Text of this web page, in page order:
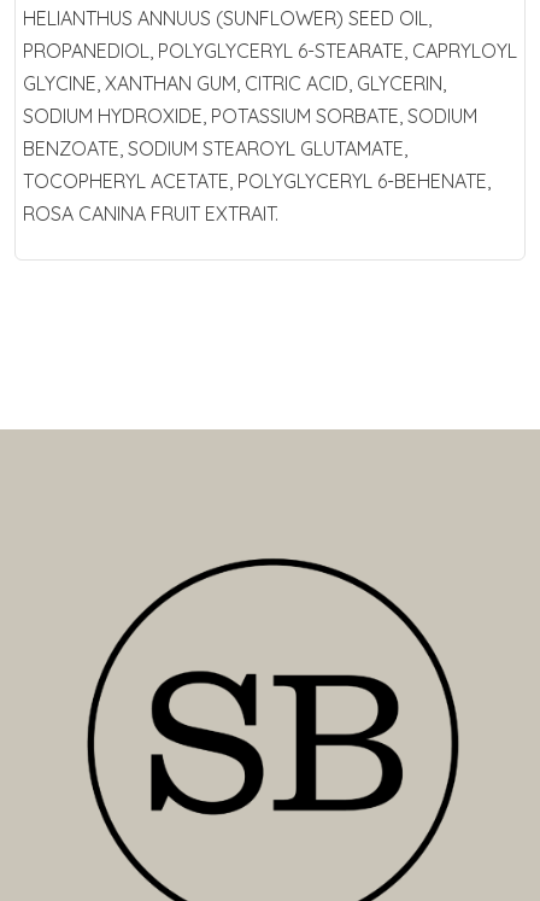
HELIANTHUS ANNUUS (SUNFLOWER) SEED OIL,
PROPANEDIOL, POLYGLYCERYL 6-STEARATE, CAPRYLOYL
GLYCINE, XANTHAN GUM, CITRIC ACID, GLYCERIN,
SODIUM HYDROXIDE, POTASSIUM SORBATE, SODIUM
BENZOATE, SODIUM STEAROYL GLUTAMATE,
TOCOPHERYL ACETATE, POLYGLYCERYL 6-BEHENATE,
ROSA CANINA FRUIT EXTRAIT.